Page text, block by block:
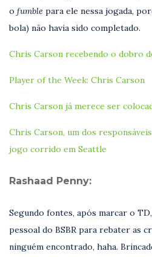
o fumble para ele nessa jogada,
bola) não havia sido completado.
Chris Carson recebendo o dobro
Player of the Week: Chris Carson
Chris Carson já merece ser
Chris Carson, um dos
jogo corrido em Seattle
Rashaad Penny:
Segundo fontes, após marcar o
pessoal do BSBR para rebater as
ninguém encontrado, haha.